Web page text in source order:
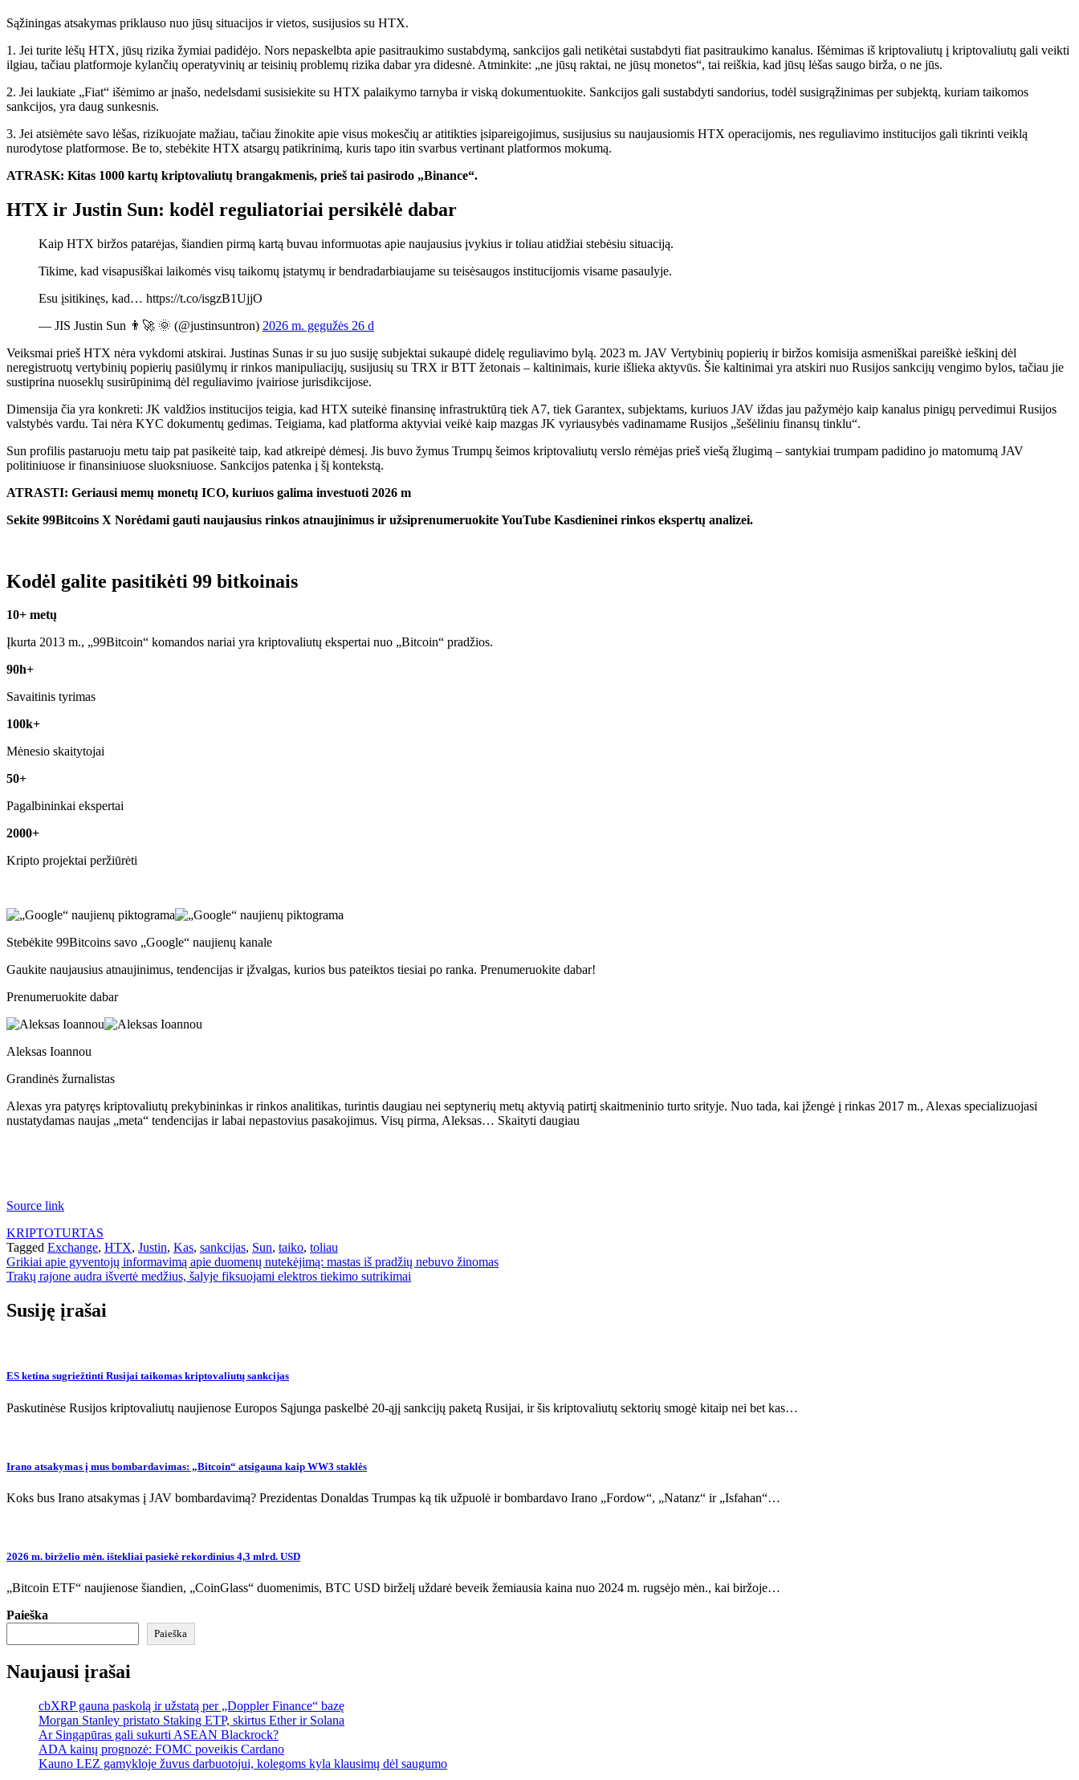
Sąžiningas atsakymas priklauso nuo jūsų situacijos ir vietos, susijusios su HTX.
1. Jei turite lėšų HTX, jūsų rizika žymiai padidėjo. Nors nepaskelbta apie pasitraukimo sustabdymą, sankcijos gali netikėtai sustabdyti fiat pasitraukimo kanalus. Išėmimas iš kriptovaliutų į kriptovaliutų gali veikti
ilgiau, tačiau platformoje kylančių operatyvinių ar teisinių problemų rizika dabar yra didesnė. Atminkite: „ne jūsų raktai, ne jūsų monetos“, tai reiškia, kad jūsų lėšas saugo birža, o ne jūs.
2. Jei laukiate „Fiat“ išėmimo ar įnašo, nedelsdami susisiekite su HTX palaikymo tarnyba ir viską dokumentuokite. Sankcijos gali sustabdyti sandorius, todėl susigrąžinimas per subjektą, kuriam taikomos
sankcijos, yra daug sunkesnis.
3. Jei atsiėmėte savo lėšas, rizikuojate mažiau, tačiau žinokite apie visus mokesčių ar atitikties įsipareigojimus, susijusius su naujausiomis HTX operacijomis, nes reguliavimo institucijos gali tikrinti veiklą
nurodytose platformose. Be to, stebėkite HTX atsargų patikrinimą, kuris tapo itin svarbus vertinant platformos mokumą.
ATRASK: Kitas 1000 kartų kriptovaliutų brangakmenis, prieš tai pasirodo „Binance“.
HTX ir Justin Sun: kodėl reguliatoriai persikėlė dabar
Kaip HTX biržos patarėjas, šiandien pirmą kartą buvau informuotas apie naujausius įvykius ir toliau atidžiai stebėsiu situaciją.
Tikime, kad visapusiškai laikomės visų taikomų įstatymų ir bendradarbiaujame su teisėsaugos institucijomis visame pasaulyje.
Esu įsitikinęs, kad… https://t.co/isgzB1UjjO
— JIS Justin Sun 👨‍🚀 🌞 (@justinsuntron) 2026 m. gegužės 26 d
Veiksmai prieš HTX nėra vykdomi atskirai. Justinas Sunas ir su juo susiję subjektai sukaupė didelę reguliavimo bylą. 2023 m. JAV Vertybinių popierių ir biržos komisija asmeniškai pareiškė ieškinį dėl
neregistruotų vertybinių popierių pasiūlymų ir rinkos manipuliacijų, susijusių su TRX ir BTT žetonais – kaltinimais, kurie išlieka aktyvūs. Šie kaltinimai yra atskiri nuo Rusijos sankcijų vengimo bylos, tačiau jie
sustiprina nuoseklų susirūpinimą dėl reguliavimo įvairiose jurisdikcijose.
Dimensija čia yra konkreti: JK valdžios institucijos teigia, kad HTX suteikė finansinę infrastruktūrą tiek A7, tiek Garantex, subjektams, kuriuos JAV iždas jau pažymėjo kaip kanalus pinigų pervedimui Rusijos
valstybės vardu. Tai nėra KYC dokumentų gedimas. Teigiama, kad platforma aktyviai veikė kaip mazgas JK vyriausybės vadinamame Rusijos „šešėliniu finansų tinklu“.
Sun profilis pastaruoju metu taip pat pasikeitė taip, kad atkreipė dėmesį. Jis buvo žymus Trumpų šeimos kriptovaliutų verslo rėmėjas prieš viešą žlugimą – santykiai trumpam padidino jo matomumą JAV
politiniuose ir finansiniuose sluoksniuose. Sankcijos patenka į šį kontekstą.
ATRASTI: Geriausi memų monetų ICO, kuriuos galima investuoti 2026 m
Sekite 99Bitcoins X Norėdami gauti naujausius rinkos atnaujinimus ir užsiprenumeruokiteYouTube Kasdieninei rinkos ekspertų analizei.
Kodėl galite pasitikėti 99 bitkoinais
10+ metų
Įkurta 2013 m., „99Bitcoin“ komandos nariai yra kriptovaliutų ekspertai nuo „Bitcoin“ pradžios.
90h+
Savaitinis tyrimas
100k+
Mėnesio skaitytojai
50+
Pagalbininkai ekspertai
2000+
Kripto projektai peržiūrėti
Stebėkite 99Bitcoins savo „Google“ naujienų kanale
Gaukite naujausius atnaujinimus, tendencijas ir įžvalgas, kurios bus pateiktos tiesiai po ranka. Prenumeruokite dabar!
Prenumeruokite dabar
Aleksas Ioannou
Grandinės žurnalistas
Alexas yra patyręs kriptovaliutų prekybininkas ir rinkos analitikas, turintis daugiau nei septynerių metų aktyvią patirtį skaitmeninio turto srityje. Nuo tada, kai įžengė į rinkas 2017 m., Alexas specializuojasi
nustatydamas naujas „meta“ tendencijas ir labai nepastovius pasakojimus. Visų pirma, Aleksas… Skaityti daugiau
Source link
KRIPTOTURTAS
Tagged Exchange, HTX, Justin, Kas, sankcijas, Sun, taiko, toliau
Navigacija
tarp
įrašų
Grikiai apie gyventojų informavimą apie duomenų nutekėjimą: mastas iš pradžių nebuvo žinomas
Trakų rajone audra išvertė medžius, šalyje fiksuojami elektros tiekimo sutrikimai
Susiję įrašai
ES ketina sugriežtinti Rusijai taikomas kriptovaliutų sankcijas
Paskutinėse Rusijos kriptovaliutų naujienose Europos Sąjunga paskelbė 20-ąjį sankcijų paketą Rusijai, ir šis kriptovaliutų sektorių smogė kitaip nei bet kas…
Irano atsakymas į mus bombardavimas: „Bitcoin“ atsigauna kaip WW3 staklės
Koks bus Irano atsakymas į JAV bombardavimą? Prezidentas Donaldas Trumpas ką tik užpuolė ir bombardavo Irano „Fordow“, „Natanz“ ir „Isfahan“…
2026 m. birželio mėn. ištekliai pasiekė rekordinius 4,3 mlrd. USD
„Bitcoin ETF“ naujienose šiandien, „CoinGlass“ duomenimis, BTC USD birželį uždarė beveik žemiausia kaina nuo 2024 m. rugsėjo mėn., kai biržoje…
Paieška
Paieška
Naujausi įrašai
cbXRP gauna paskolą ir užstatą per „Doppler Finance“ bazę
Morgan Stanley pristato Staking ETP, skirtus Ether ir Solana
Ar Singapūras gali sukurti ASEAN Blackrock?
ADA kainų prognozė: FOMC poveikis Cardano
Kauno LEZ gamykloje žuvus darbuotojui, kolegoms kyla klausimų dėl saugumo